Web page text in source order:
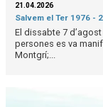
21.04.2026
Salvem el Ter 1976 -
El dissabte 7
persones es va
Montgrí;...